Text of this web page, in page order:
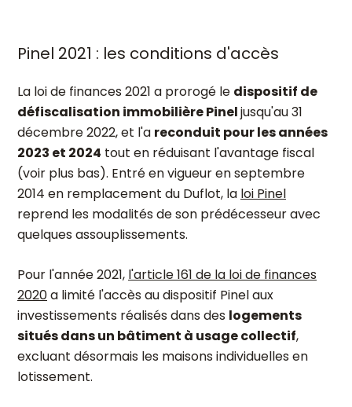
Pinel 2021 : les conditions d'accès
La loi de finances 2021 a prorogé le dispositif de
défiscalisation immobilière Pineljusqu'au 31
décembre 2022, et l'a reconduit pour les années
2023 et 2024 tout en réduisant l'avantage fiscal
(voir plus bas). Entré en vigueur en septembre
2014 en remplacement du Duflot, la loi Pinel
reprend les modalités de son prédécesseur avec
quelques assouplissements.
Pour l'année 2021, l'article 161 de la loi de finances
2020a limité l'accès au dispositif Pinel aux
investissements réalisés dans des logements
situés dans un bâtiment à usage collectif,
excluant désormais les maisons individuelles en
lotissement.